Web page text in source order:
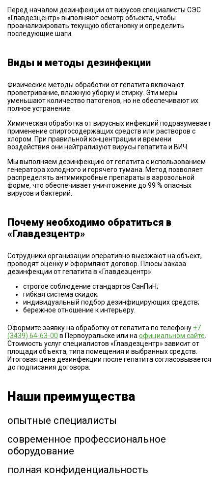
Перед началом дезинфекции от вирусов специалисты СЭС
«Главдезцентр» выполняют осмотр объекта, чтобы
проанализировать текущую обстановку и определить
последующие шаги.
Виды и методы дезинфекции
Физические методы обработки от гепатита включают
проветривание, влажную уборку и стирку. Эти меры
уменьшают количество патогенов, но не обеспечивают их
полное устранение.
Химическая обработка от вирусных инфекций подразумевает
применение спиртосодержащих средств или растворов с
хлором. При правильной концентрации и времени
воздействия они нейтрализуют вирусы гепатита и ВИЧ.
Мы выполняем дезинфекцию от гепатита с использованием
генератора холодного и горячего тумана. Метод позволяет
распределять антимикробные препараты в аэрозольной
форме, что обеспечивает уничтожение до 99 % опасных
вирусов и бактерий.
Почему необходимо обратиться в
«Главдезцентр»
Сотрудники организации оперативно выезжают на объект,
проводят оценку и оформляют договор. Плюсы заказа
дезинфекции от гепатита в «Главдезцентр»:
строгое соблюдение стандартов СанПиН;
гибкая система скидок;
индивидуальный подбор дезинфицирующих средств;
бережное отношение к интерьеру.
Оформите заявку на обработку от гепатита по телефону +7
(3439) 64-63-00 в Первоуральске или наофициальном сайте.
Стоимость услуг специалистов «Главдезцентр» зависит от
площади объекта, типа помещения и выбранных средств.
Итоговая цена дезинфекции после гепатита согласовывается
до подписания договора.
Наши преимущества
опытные специалисты
современное профессиональное
оборудование
полная конфиденциальность